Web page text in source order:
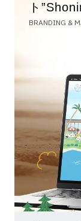
ト
BRANDING &